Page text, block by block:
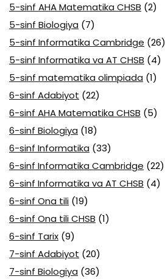
5-sinf AHA Matematika CHSB (2)
5-sinf Biologiya (7)
5-sinf Informatika Cambridge (26)
5-sinf Informatika va AT CHSB (4)
5-sinf matematika olimpiada (1)
6-sinf Adabiyot (22)
6-sinf AHA Matematika CHSB (5)
6-sinf Biologiya (18)
6-sinf Informatika (33)
6-sinf Informatika Cambridge (22)
6-sinf Informatika va AT CHSB (4)
6-sinf Ona tili (19)
6-sinf Ona tili CHSB (1)
6-sinf Tarix (9)
7-sinf Adabiyot (20)
7-sinf Biologiya (36)